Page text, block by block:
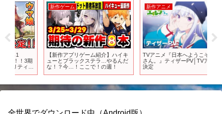
新作ゲーム
【新作アプリゲーム紹介】ハイキ
ューとブラックステラ…やるんだ
な！？今…！ここで！の週！
新作アニメ
TVアニメ『日本へようこそエルフ
さん。』ティザーPV│TVアニメ化